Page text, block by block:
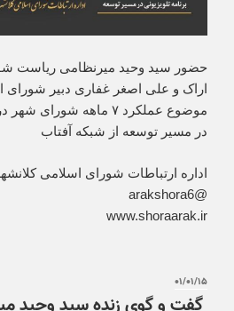
حضور سید وحید میرنظامی ریاست
اراک و علی اصغر غفاری دبیر شورای
موضوع عملکرد ۷ ماهه
در مسیر توسعه از شبکه آفتاب
اداره ارتباطات شورای اسلامی
@arakshora6
www.shoraarak.ir
۰۱/۰۱/۱۵